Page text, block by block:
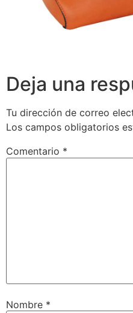
Deja una
Tu dirección de correo
Los campos obligatorios
Comentario *
Nombre *